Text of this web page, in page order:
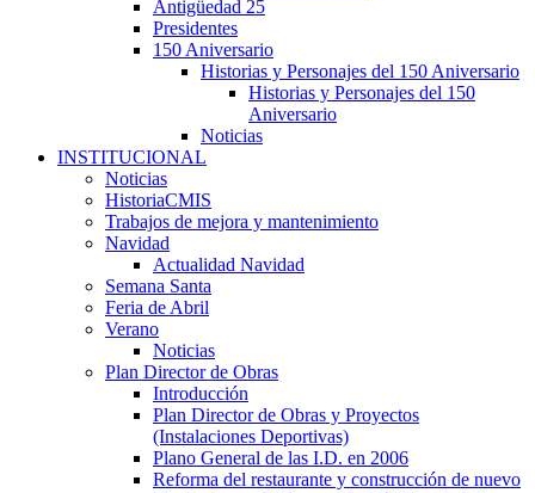
Antigüedad 25
Presidentes
150 Aniversario
Historias y Personajes del 150 Aniversario
Historias y Personajes del 150
Aniversario
Noticias
INSTITUCIONAL
Noticias
HistoriaCMIS
Trabajos de mejora y mantenimiento
Navidad
Actualidad Navidad
Semana Santa
Feria de Abril
Verano
Noticias
Plan Director de Obras
Introducción
Plan Director de Obras y Proyectos
(Instalaciones Deportivas)
Plano General de las I.D. en 2006
Reforma del restaurante y construcción de nuevo